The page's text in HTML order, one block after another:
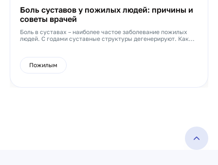
Боль суставов у пожилых людей: причины и
советы врачей
Боль в суставах – наиболее частое заболевание пожилых
людей. С годами суставные структуры дегенерируют. Как...
Пожилым